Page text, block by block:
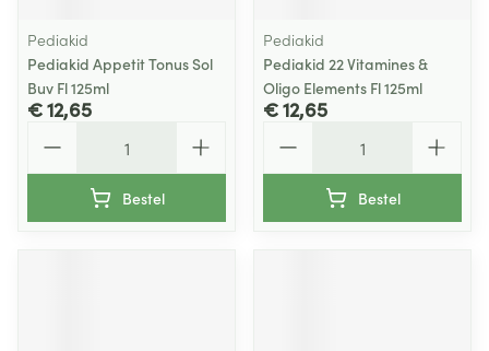
Pediakid
Pediakid Appetit Tonus Sol
Buv Fl 125ml
€ 12,65
Bestel
Pediakid
Pediakid 22 Vitamines &
Oligo Elements Fl 125ml
€ 12,65
Bestel